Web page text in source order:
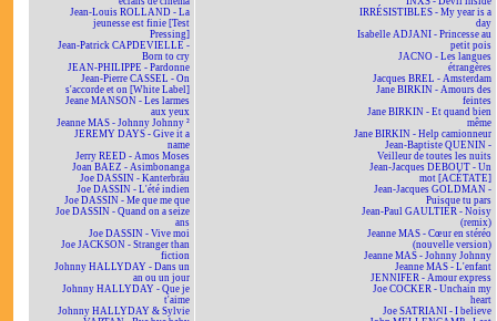
Jean-Louis ROLLAND - La
jeunesse est finie [Test
Pressing]
Jean-Patrick CAPDEVIELLE -
Born to cry
JEAN-PHILIPPE - Pardonne
Jean-Pierre CASSEL - On
s'accorde et on [White Label]
Jeane MANSON - Les larmes
aux yeux
Jeanne MAS - Johnny Johnny ²
JEREMY DAYS - Give it a
name
Jerry REED - Amos Moses
Joan BAEZ - Asimbonanga
Joe DASSIN - Kanterbräu
Joe DASSIN - L'été indien
Joe DASSIN - Me que me que
Joe DASSIN - Quand on a seize
ans
Joe DASSIN - Vive moi
Joe JACKSON - Stranger than
fiction
Johnny HALLYDAY - Dans un
an ou un jour
Johnny HALLYDAY - Que je
t'aime
Johnny HALLYDAY & Sylvie
IRRÉSISTIBLES - My year is a
day
Isabelle ADJANI - Princesse au
petit pois
JACNO - Les langues
étrangères
Jacques BREL - Amsterdam
Jane BIRKIN - Amours des
feintes
Jane BIRKIN - Et quand bien
même
Jane BIRKIN - Help camionneur
Jean-Baptiste QUENIN -
Veilleur de toutes les nuits
Jean-Jacques DEBOUT - Un
mot [ACÉTATE]
Jean-Jacques GOLDMAN -
Puisque tu pars
Jean-Paul GAULTIER - Noisy
(remix)
Jeanne MAS - Cœur en stéréo
(nouvelle version)
Jeanne MAS - Johnny Johnny
Jeanne MAS - L'enfant
JENNIFER - Amour express
Joe COCKER - Unchain my
heart
Joe SATRIANI - I believe